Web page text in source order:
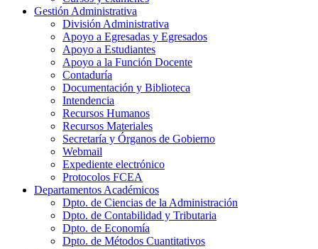
Gestión Administrativa
División Administrativa
Apoyo a Egresadas y Egresados
Apoyo a Estudiantes
Apoyo a la Función Docente
Contaduría
Documentación y Biblioteca
Intendencia
Recursos Humanos
Recursos Materiales
Secretaría y Órganos de Gobierno
Webmail
Expediente electrónico
Protocolos FCEA
Departamentos Académicos
Dpto. de Ciencias de la Administración
Dpto. de Contabilidad y Tributaria
Dpto. de Economía
Dpto. de Métodos Cuantitativos